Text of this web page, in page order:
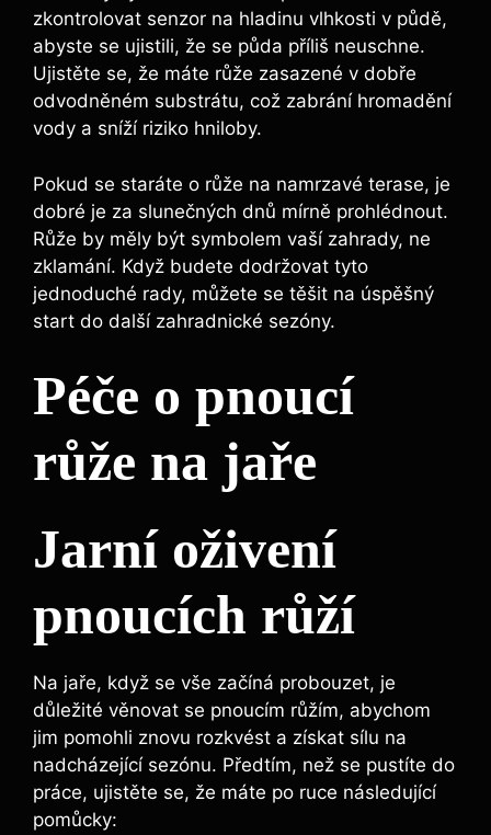
zkontrolovat senzor na hladinu vlhkosti v půdě,
abyste se ujistili, že se půda příliš neuschne.
Ujistěte se, že máte růže zasazené v dobře
odvodněném substrátu, což zabrání hromadění
vody a sníží riziko hniloby.
Pokud se staráte o růže na namrzavé terase, je
dobré je za slunečných dnů mírně prohlédnout.
Růže by měly být symbolem vaší zahrady, ne
zklamání. Když budete dodržovat tyto
jednoduché rady, můžete se těšit na úspěšný
start do další zahradnické sezóny.
Péče o pnoucí
růže na jaře
Jarní oživení
pnoucích růží
Na jaře, když se vše začíná probouzet, je
důležité věnovat se pnoucím růžím, abychom
jim pomohli znovu rozkvést a získat sílu na
nadcházející sezónu. Předtím, než se pustíte do
práce, ujistěte se, že máte po ruce následující
pomůcky: